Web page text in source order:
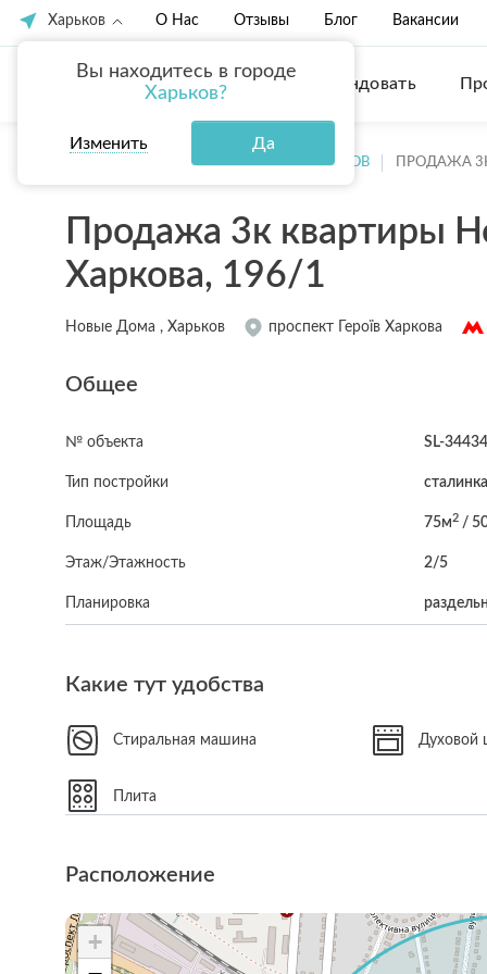
Харьков
Вы находитесь в городе
Харьков?
Изменить Да
О Нас Отзывы Блог Вакансии
Купить Арендовать
ПРОДАЖА КВАРТИР ХАРЬКОВ ПРОДАЖА
Продажа 3к квартиры
Харкова, 196/1
Новые Дома , Харьков проспект Героїв Харкова
Общее
№ объекта SL-
Тип постройки сталинка
Площадь 75м2/
Этаж/Этажность 2/5
Планировка
Какие тут удобства
Стиральная машина Духовой
Плита
Расположение
+